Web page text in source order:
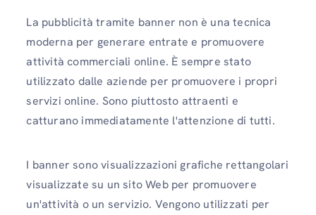
La pubblicità tramite banner non è una tecnica
moderna per generare entrate e promuovere
attività commerciali online. È sempre stato
utilizzato dalle aziende per promuovere i propri
servizi online. Sono piuttosto attraenti e
catturano immediatamente l'attenzione di tutti.
I banner sono visualizzazioni grafiche rettangolari
visualizzate su un sito Web per promuovere
un'attività o un servizio. Vengono utilizzati per